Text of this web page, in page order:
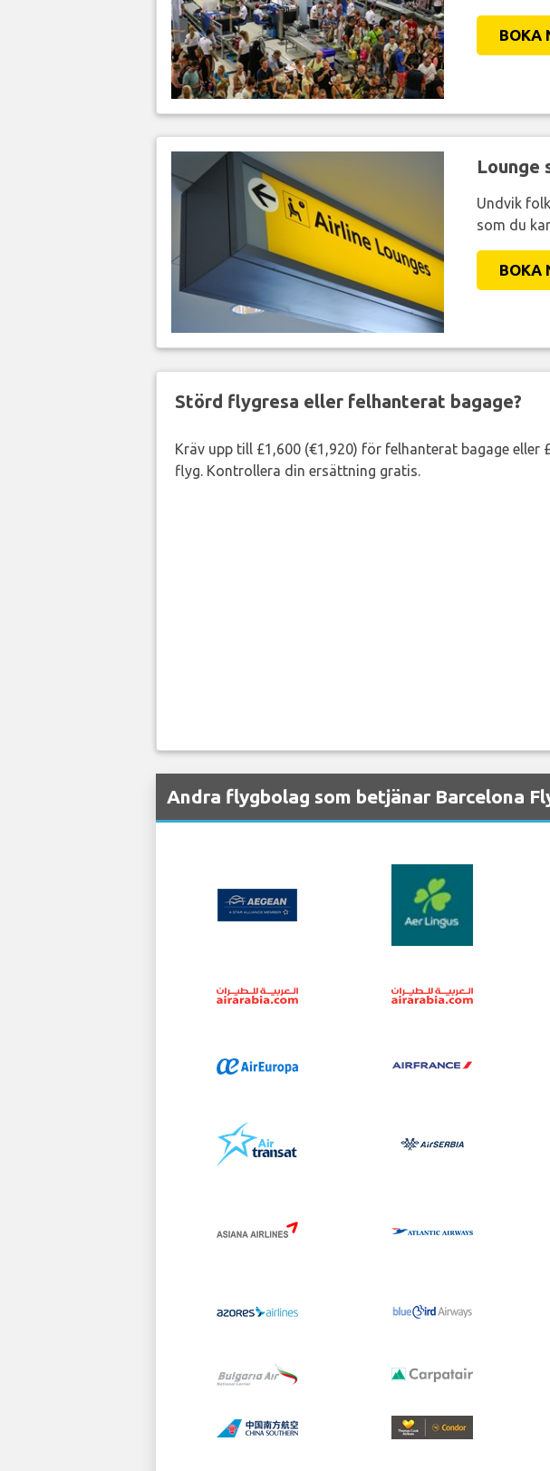
BOKA
Lounge
Undvik
som du
BOKA
Störd flygresa eller felhanterat bagage?
Kräv upp till £1,600 (€1,920) för felhanterat bagage
flyg. Kontrollera din ersättning gratis.
Andra flygbolag som betjänar Barcelona